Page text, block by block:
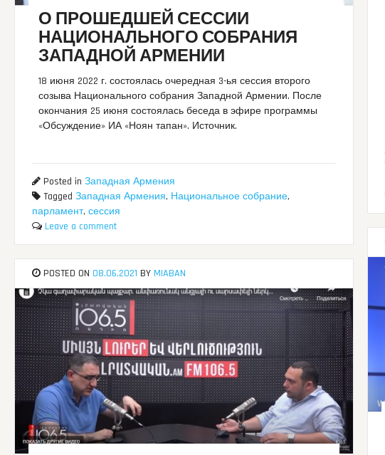
О ПРОШЕДШЕЙ СЕССИИ
НАЦИОНАЛЬНОГО СОБРАНИЯ
ЗАПАДНОЙ АРМЕНИИ
18 июня 2022 г. состоялась очередная 3-ья сессия второго
созыва Национального собрания Западной Армении. После
окончания 25 июня состоялась беседа в эфире программы
«Обсуждение» ИА «Ноян тапан». Источник.
Posted in Западная Армения
Tagged Западная Армения, Национальное собрание,
парламент, сессия
Leave a comment
POSTED ON 08.06.2021 BY MIABAN